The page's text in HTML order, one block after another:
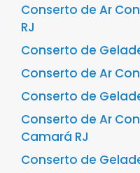
Conserto de Ar
RJ
Conserto de
Conserto de Ar
Conserto de
Conserto de Ar
Camará RJ
Conserto de